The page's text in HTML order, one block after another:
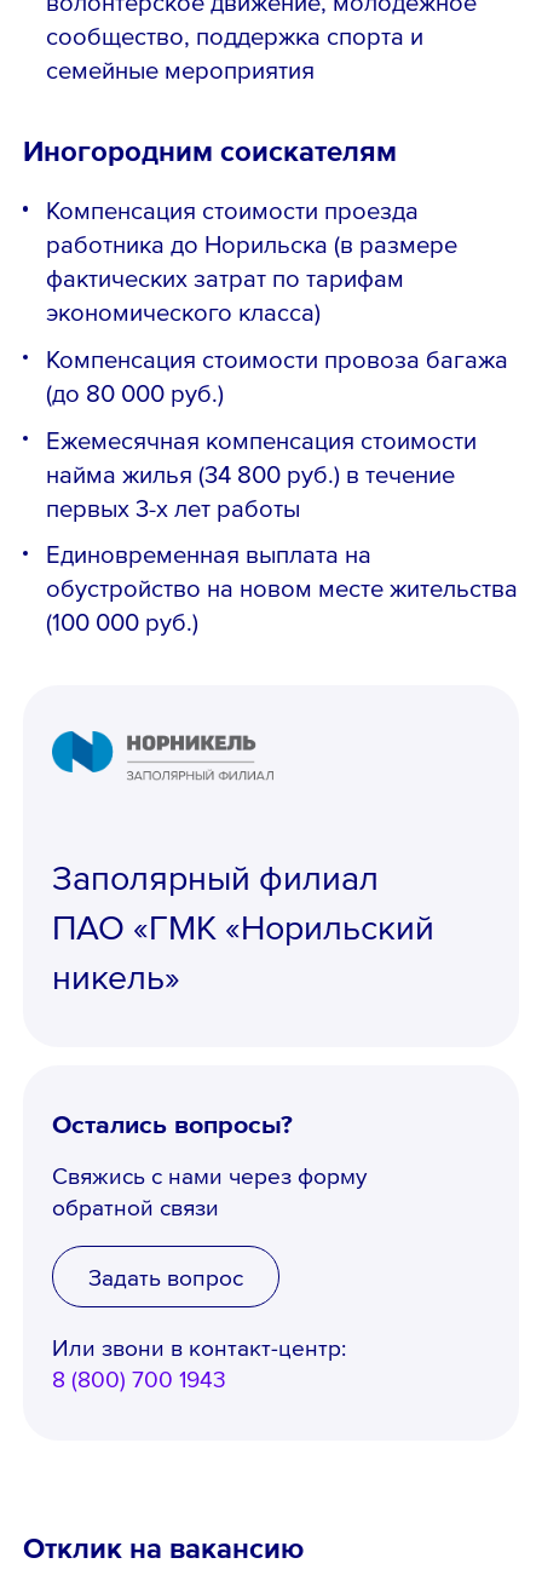
сообщество, поддержка спорта и
семейные мероприятия
Иногородним соискателям
Компенсация стоимости проезда
работника до Норильска (в размере
фактических затрат по тарифам
экономического класса)
Компенсация стоимости провоза багажа
(до 80 000 руб.)
Ежемесячная компенсация стоимости
найма жилья (34 800 руб.) в течение
первых 3-х лет работы
Единовременная выплата на
обустройство на новом месте жительства
(100 000 руб.)
Заполярный филиал
ПАО «ГМК «Норильский
никель»
Остались вопросы?
Свяжись с нами через форму
обратной связи
Задать вопрос
Или звони в контакт-центр:
8 (800) 700 1943
Отклик на вакансию